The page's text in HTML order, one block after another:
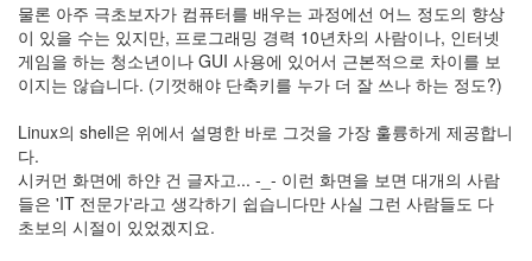
물론 아주 극초보자가 컴퓨터를 배우는 과정에선 어느 정도의 향상
이 있을 수는 있지만, 프로그래밍 경력 10년차의 사람이나, 인터넷
게임을 하는 청소년이나 GUI 사용에 있어서 근본적으로 차이를 보
이지는 않습니다. (기껏해야 단축키를 누가 더 잘 쓰나 하는 정도?)
Linux의 shell은 위에서 설명한 바로 그것을 가장 훌륭하게 제공합니
다.
시커먼 화면에 하얀 건 글자고... -_- 이런 화면을 보면 대개의 사람
들은 'IT 전문가'라고 생각하기 쉽습니다만 사실 그런 사람들도 다
초보의 시절이 있었겠지요.
토
끼
웹
준
웹
드
Transformers